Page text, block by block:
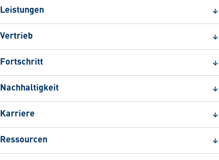
Leistungen
Vertrieb
Fortschritt
Nachhaltigkeit
Karriere
Ressourcen